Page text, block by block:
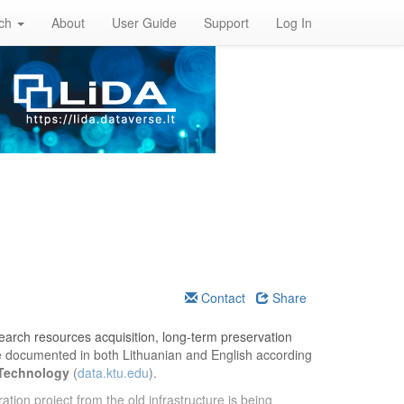
About User Guide Support Log In
Contact Share
resources acquisition, long-term preservation
in both Lithuanian and English according
(data.ktu.edu).
project from the old infrastructure is being